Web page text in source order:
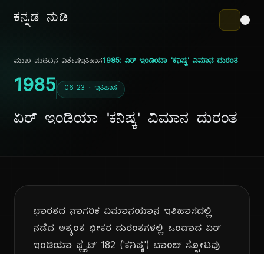
ಕನ್ನಡ ನುಡಿ
ಮುಖ ಪುಟದಿನ ವಿಶೇಷಇತಿಹಾಸ1985: ಏರ್ ಇಂಡಿಯಾ 'ಕನಿಷ್ಕ' ವಿಮಾನ ದುರಂತ
1985 06-23 · ಇತಿಹಾಸ
ಏರ್ ಇಂಡಿಯಾ 'ಕನಿಷ್ಕ' ವಿಮಾನ ದುರಂತ
ಭಾರತದ ನಾಗರಿಕ ವಿಮಾನಯಾನ ಇತಿಹಾಸದಲ್ಲಿ
ನಡೆದ ಅತ್ಯಂತ ಭೀಕರ ದುರಂತಗಳಲ್ಲಿ ಒಂದಾದ ಏರ್
ಇಂಡಿಯಾ ಫ್ಲೈಟ್ 182 ('ಕನಿಷ್ಕ') ಬಾಂಬ್ ಸ್ಫೋಟವು